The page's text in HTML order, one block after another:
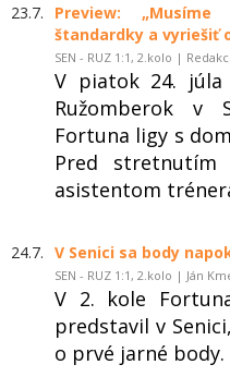
23.7.
Preview:
štandardky a vyriešiť
SEN - RUZ 1:1, 2.kolo |
V piatok 24. júla
Ružomberok v
Fortuna ligy s
Pred
asistentom
24.7. V Senici sa body
SEN - RUZ 1:1, 2.kolo | Ján
V 2. kole
predstavil v
o prvé jarné body.